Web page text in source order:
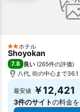
2 ホテルのランク
ホテル
Shoyokan
7.8 良い (265件の評価)
八代, 街の中心まで
最安値 ￥12,421
3件のサイトの料金